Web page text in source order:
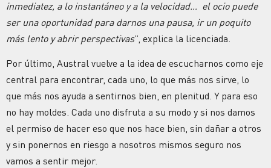
inmediatez, a lo instantáneo y a la velocidad… el ocio puede
ser una oportunidad para darnos una pausa, ir un poquito
más lento y abrir perspectivas”, explica la licenciada.
Por último, Austral vuelve a la idea de escucharnos como eje
central para encontrar, cada uno, lo que más nos sirve, lo
que más nos ayuda a sentirnos bien, en plenitud. Y para eso
no hay moldes. Cada uno disfruta a su modo y si nos damos
el permiso de hacer eso que nos hace bien, sin dañar a otros
y sin ponernos en riesgo a nosotros mismos seguro nos
vamos a sentir mejor.